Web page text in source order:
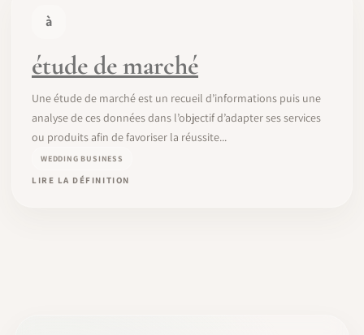
à
étude de marché
Une étude de marché est un recueil d’informations puis une
analyse de ces données dans l’objectif d’adapter ses services
ou produits afin de favoriser la réussite...
WEDDING BUSINESS
LIRE LA DÉFINITION